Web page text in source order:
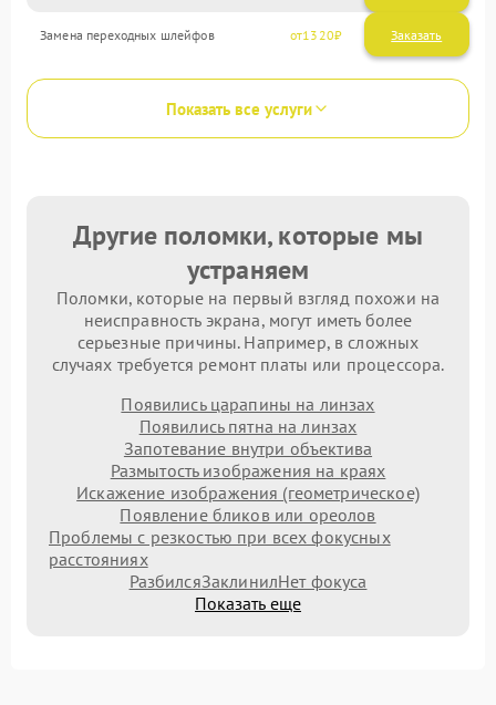
Замена переходных шлейфов 1320
Показать все услуги
Другие поломки, которые мы
устраняем
Поломки, которые на первый взгляд похожи на
неисправность экрана, могут иметь более
серьезные причины. Например, в сложных
случаях требуется ремонт платы или процессора.
Появились царапины на линзах
Появились пятна на линзах
Запотевание внутри объектива
Размытость изображения на краях
Искажение изображения (геометрическое)
Появление бликов или ореолов
Проблемы с резкостью при всех фокусных
расстояниях
РазбилсяЗаклинилНет фокуса
Показать еще